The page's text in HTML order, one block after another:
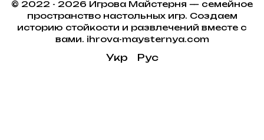
© 2022 - 2026 Игрова Майстерня — семейное
пространство настольных игр. Создаем
историю стойкости и развлечений вместе с
вами. ihrova-maysternya.com
Укр Рус